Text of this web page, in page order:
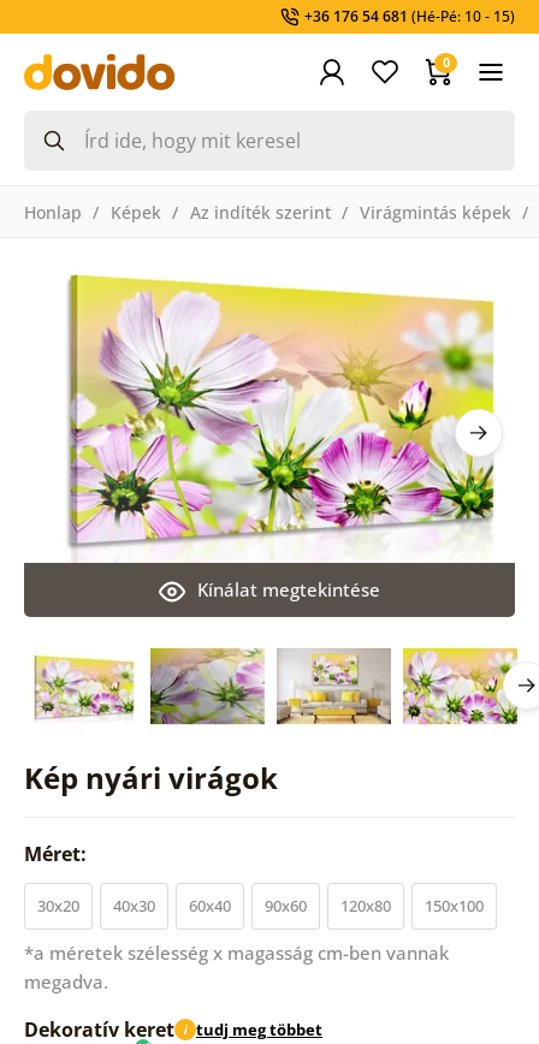
+36 176 54 681 (Hé-Pé: 10 - 15)
0
Honlap Képek Az indíték szerint Virágmintás képek
Kép nyári virágok
Kínálat megtekintése
Méret:
30x20 40x30 60x40 90x60 120x80 150x100
*a méretek szélesség x magasság cm-ben vannak
megadva.
Dekoratív keret i tudj meg többet